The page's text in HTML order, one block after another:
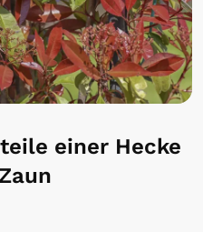
einer Hecke